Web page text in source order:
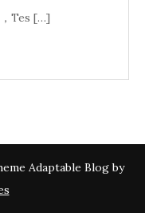
Tes […]
Adaptable Blog by